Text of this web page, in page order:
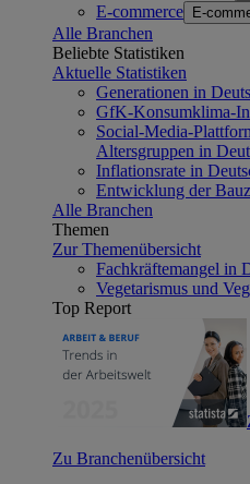
E-commerce E-
Alle Branchen
Beliebte Statistiken
Aktuelle Statistiken
Generationen in
GfK-Konsumklima-
Social-Media-
Altersgruppen in
Inflationsrate in
Entwicklung der
Alle Branchen
Themen
Zur Themenübersicht
Fachkräftemangel in
Vegetarismus und
Top Report
Zu Branchenübersicht